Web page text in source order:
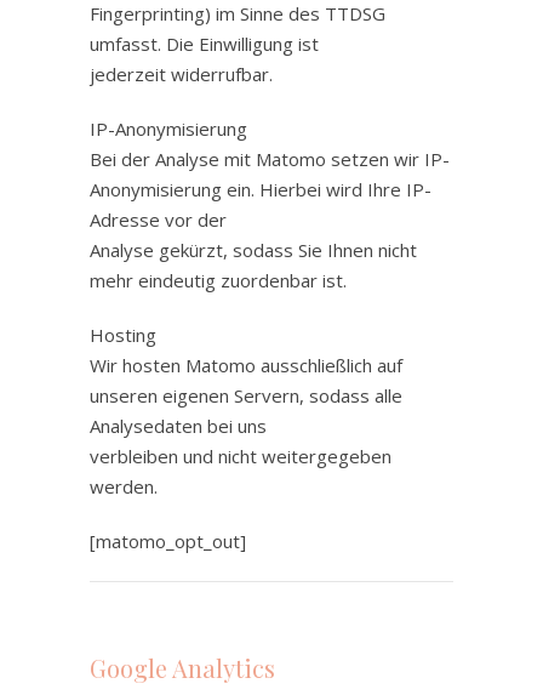
Fingerprinting) im Sinne des TTDSG
umfasst. Die Einwilligung ist
jederzeit widerrufbar.
IP-Anonymisierung
Bei der Analyse mit Matomo setzen wir IP-
Anonymisierung ein. Hierbei wird Ihre IP-
Adresse vor der
Analyse gekürzt, sodass Sie Ihnen nicht
mehr eindeutig zuordenbar ist.
Hosting
Wir hosten Matomo ausschließlich auf
unseren eigenen Servern, sodass alle
Analysedaten bei uns
verbleiben und nicht weitergegeben
werden.
[matomo_opt_out]
Google Analytics